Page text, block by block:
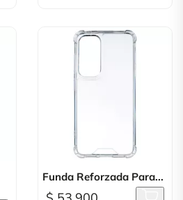
Funda Reforzada Para...